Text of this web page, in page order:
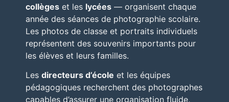
collèges et les lycées — organisent chaque
année des séances de photographie scolaire.
Les photos de classe et portraits individuels
représentent des souvenirs importants pour
les élèves et leurs familles.
Les directeurs d’école et les équipes
pédagogiques recherchent des photographes
capables d’assurer une organisation fluide,